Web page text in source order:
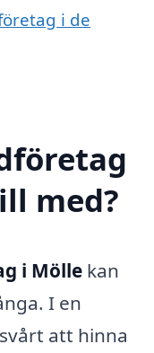
i de
med?
i Mölle kan
I en
att hinna